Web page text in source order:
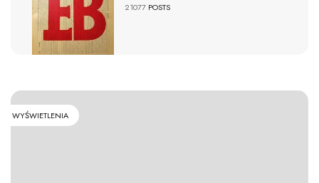
21077 POSTS
WYŚWIETLENIA